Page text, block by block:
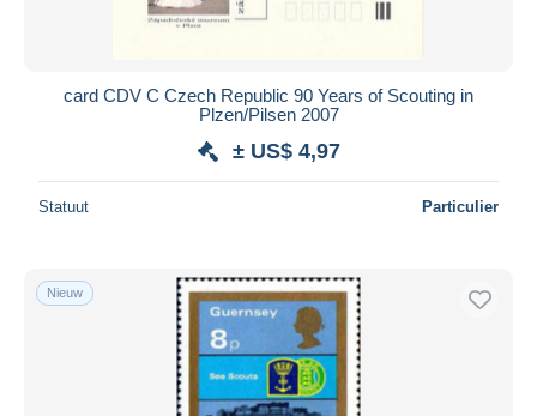
Prijs
Gratis levering
Betaalmiddelen
PayPal
Bankoverschrijving
card CDV C Czech Republic 90 Years of Scouting in
Plzen/Pilsen 2007
± US$ 4,97
Statuut Particulier
Nieuw